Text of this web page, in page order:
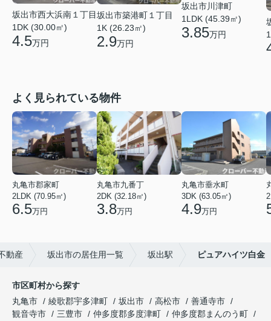
坂出市西大浜南１丁目
1DK (30.00㎡)
4.5万円
坂出市築港町１丁目
1K (26.23㎡)
2.9万円
坂出市川津町
1LDK (45.39㎡)
3.85万円
よく見られている物件
丸亀市郡家町
2LDK (70.95㎡)
6.5万円
丸亀市九番丁
2DK (32.18㎡)
3.8万円
丸亀市垂水町
3DK (63.05㎡)
4.9万円
動産 坂出市の居住用一覧 坂出駅 ピュアハイツ白金
市区町村から探す
丸亀市
綾歌郡宇多津町 坂出市 高松市
善通寺市
観音寺市
三豊市 仲多度郡多度津町
仲多度郡まんのう町